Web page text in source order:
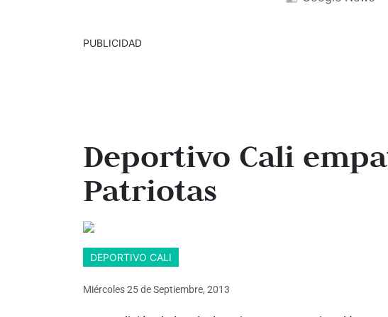
PUBLICIDAD
Deportivo Cali
Patriotas
DEPORTIVO CALI
Miércoles 25deSeptiembre, 2013